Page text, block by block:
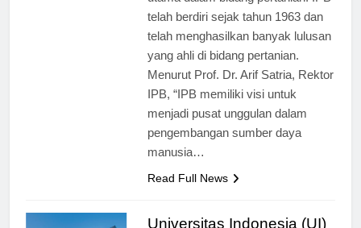
utama dalam bidang pertanian. IPB
telah berdiri sejak tahun 1963 dan
telah menghasilkan banyak lulusan
yang ahli di bidang pertanian.
Menurut Prof. Dr. Arif Satria, Rektor
IPB, “IPB memiliki visi untuk
menjadi pusat unggulan dalam
pengembangan sumber daya